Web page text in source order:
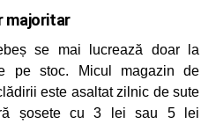
majoritar
se mai lucrează doar la
pe stoc. Micul magazin de
este asaltat zilnic de sute
șosete cu 3 lei sau 5 lei